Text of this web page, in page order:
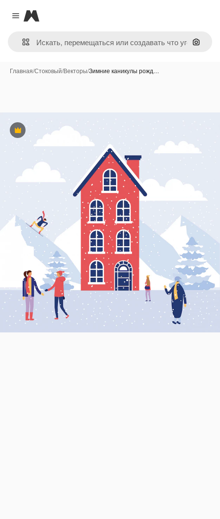
Close menu
Magnific
Поиск
Главная/Стоковый/Векторы/Зимние каникулы рожд…
Премиум